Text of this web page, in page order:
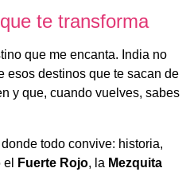
te transforma
que me encanta. India no
esos destinos que te sacan de
y que, cuando vuelves, sabes
donde todo convive: historia,
Fuerte Rojo, la Mezquita